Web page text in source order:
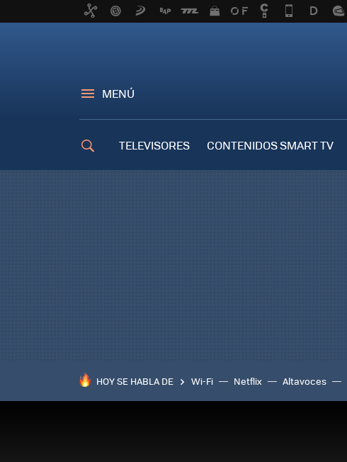
MENÚ
TELEVISORES CONTENIDOS SMART TV
HOY SE HABLA DE Wi-Fi Netflix Altavoces